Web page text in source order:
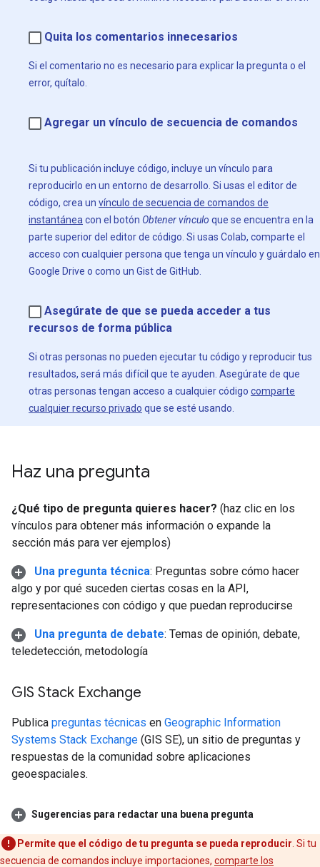
Quita los comentarios innecesarios
Si el comentario no es necesario para explicar la pregunta o el
error, quítalo.
Agregar un vínculo de secuencia de comandos
Si tu publicación incluye código, incluye un vínculo para
reproducirlo en un entorno de desarrollo. Si usas el editor de
código, crea un vínculo de secuencia de comandos de
instantánea con el botón Obtener vínculo que se encuentra en la
parte superior del editor de código. Si usas Colab, comparte el
acceso con cualquier persona que tenga un vínculo y guárdalo en
Google Drive o como un Gist de GitHub.
Asegúrate de que se pueda acceder a tus
recursos de forma pública
Si otras personas no pueden ejecutar tu código y reproducir tus
resultados, será más difícil que te ayuden. Asegúrate de que
otras personas tengan acceso a cualquier código comparte
cualquier recurso privado que se esté usando.
Haz una pregunta
¿Qué tipo de pregunta quieres hacer? (haz clic en los
vínculos para obtener más información o expande la
sección más para ver ejemplos)
Una pregunta técnica: Preguntas sobre cómo hacer
algo y por qué suceden ciertas cosas en la API,
representaciones con código y que puedan reproducirse
Una pregunta de debate: Temas de opinión, debate,
teledetección, metodología
GIS Stack Exchange
Publica preguntas técnicas en Geographic Information
Systems Stack Exchange (GIS SE), un sitio de preguntas y
respuestas de la comunidad sobre aplicaciones
geoespaciales.
Sugerencias para redactar una buena pregunta
Permite que el código de tu pregunta se pueda reproducir . Si tu
secuencia de comandos incluye importaciones, comparte los